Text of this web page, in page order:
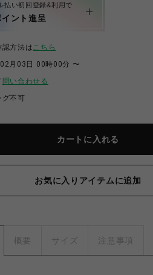
払い初回登録&利用で
ント進呈
方法はこちら
月03日 00時00分 〜
問い合わせる
グ不可
カートに入れる
お気に入りアイテムに追加
概要 サイズ 注意事項